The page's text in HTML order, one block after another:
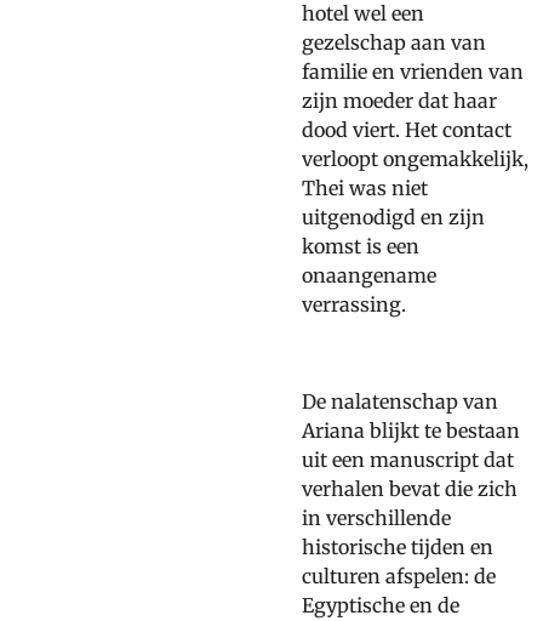
hotel wel een
gezelschap aan van
familie en vrienden van
zijn moeder dat haar
dood viert. Het contact
verloopt ongemakkelijk,
Thei was niet
uitgenodigd en zijn
komst is een
onaangename
verrassing.
De nalatenschap van
Ariana blijkt te bestaan
uit een manuscript dat
verhalen bevat die zich
in verschillende
historische tijden en
culturen afspelen: de
Egyptische en de